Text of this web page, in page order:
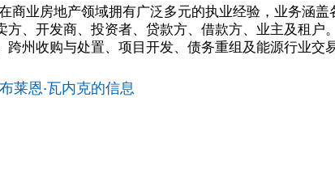
商业房地产领域拥有广泛多元的执业经验，业务涵
方、开发商、投资者、贷款方、借款方、业主及租户
跨州收购与处置、项目开发、债务重组及能源行业交易
莱恩·瓦内克的信息